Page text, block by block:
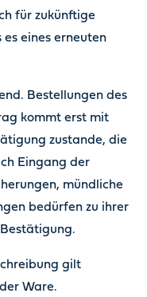
für zukünftige
es eines erneuten
Bestellungen des
kommt erst mit
zustande, die
Eingang der
mündliche
bedürfen zu ihrer
gilt
Ware.